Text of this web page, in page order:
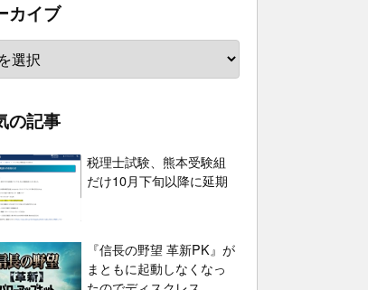
カイブ
の記事
税理士試験、熊本受験組
だけ10月下旬以降に延期
『信長の野望 革新PK』が
まともに起動しなくなっ